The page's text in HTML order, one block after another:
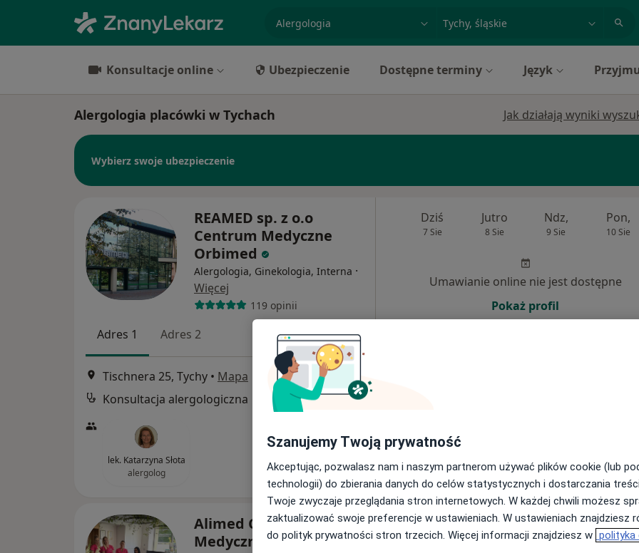
miasto lub dzielnica
Konsultacje online Ubezpieczenie Dostępne terminy Język
Alergologia placówki w Tychach Jak działają wyniki
Wybierz swoje ubezpieczenie
REAMED sp. z o.o
Centrum Medyczne
Orbimed
Alergologia, Ginekologia, Interna ·
Więcej
119 opinii
Adres 1 Adres 2
Tischnera 25, Tychy • Mapa
Konsultacja alergologiczna
od 230 zł
lek. Katarzyna Słota
alergolog
Dziś
7 Sie
Jutro
8 Sie
Ndz,
9 Sie
Pon,
10 Sie
Umawianie online nie jest dostępne
Pokaż profil
Alimed Centrum
Medyczne
Dziś
7 Sie
Jutro
8 Sie
Ndz,
9 Sie
Pon,
10 Sie
Szanujemy Twoją prywatność
Akceptując, pozwalasz nam i naszym partnerom używać plików cookie (lub
technologii) do zbierania danych do celów statystycznych i dostarczania
Twoje zwyczaje przeglądania stron internetowych. W każdej chwili możesz
zaktualizować swoje preferencje w ustawieniach. W ustawieniach znajdziesz
do polityk prywatności stron trzecich. Więcej informacji znajdziesz w polityka